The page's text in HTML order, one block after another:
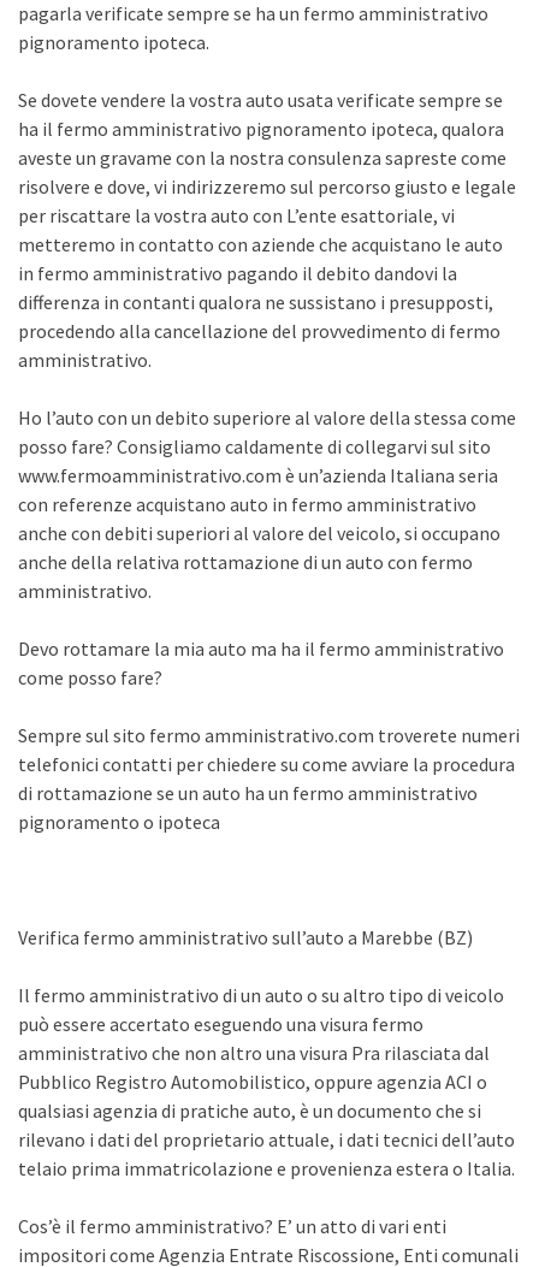
pagarla verificate sempre se ha un fermo amministrativo
pignoramento ipoteca.
Se dovete vendere la vostra auto usata verificate sempre se
ha il fermo amministrativo pignoramento ipoteca, qualora
aveste un gravame con la nostra consulenza sapreste come
risolvere e dove, vi indirizzeremo sul percorso giusto e legale
per riscattare la vostra auto con L’ente esattoriale, vi
metteremo in contatto con aziende che acquistano le auto
in fermo amministrativo pagando il debito dandovi la
differenza in contanti qualora ne sussistano i presupposti,
procedendo alla cancellazione del provvedimento di fermo
amministrativo.
Ho l’auto con un debito superiore al valore della stessa come
posso fare? Consigliamo caldamente di collegarvi sul sito
www.fermoamministrativo.com è un’azienda Italiana seria
con referenze acquistano auto in fermo amministrativo
anche con debiti superiori al valore del veicolo, si occupano
anche della relativa rottamazione di un auto con fermo
amministrativo.
Devo rottamare la mia auto ma ha il fermo amministrativo
come posso fare?
Sempre sul sito fermo amministrativo.com troverete numeri
telefonici contatti per chiedere su come avviare la procedura
di rottamazione se un auto ha un fermo amministrativo
pignoramento o ipoteca
Verifica fermo amministrativo sull’auto a Marebbe (BZ)
Il fermo amministrativo di un auto o su altro tipo di veicolo
può essere accertato eseguendo una visura fermo
amministrativo che non altro una visura Pra rilasciata dal
Pubblico Registro Automobilistico, oppure agenzia ACI o
qualsiasi agenzia di pratiche auto, è un documento che si
rilevano i dati del proprietario attuale, i dati tecnici dell’auto
telaio prima immatricolazione e provenienza estera o Italia.
Cos’è il fermo amministrativo? E’ un atto di vari enti
impositori come Agenzia Entrate Riscossione, Enti comunali